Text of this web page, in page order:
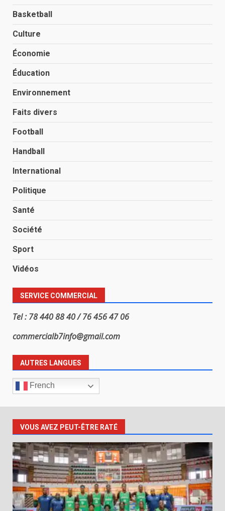
Basketball
Culture
Économie
Éducation
Environnement
Faits divers
Football
Handball
International
Politique
Santé
Société
Sport
Vidéos
SERVICE COMMERCIAL
Tel : 78 440 88 40 / 76 456 47 06
commercialb7info@gmail.com
AUTRES LANGUES
French
VOUS AVEZ PEUT-ÊTRE RATÉ